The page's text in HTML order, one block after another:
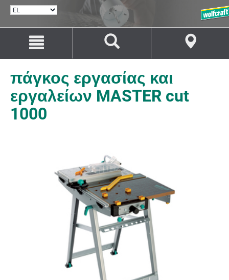
ΕΠΙΛΟΓΉ
Μετάβαση
περιεχόμενο
Μετάβαση
πλοήγηση
πάγκος εργασίας και
εργαλείων MASTER cut
1000